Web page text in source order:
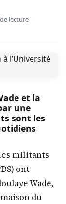
lecture
et la
une
sont les
militants
ont
Wade,
du